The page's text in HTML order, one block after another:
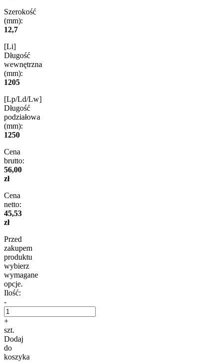
Szerokość
(mm):
12,7
[Li]
Długość
wewnętrzna
(mm):
1205
[Lp/Ld/Lw]
Długość
podziałowa
(mm):
1250
Cena
brutto:
56,00
zł
Cena
netto:
45,53
zł
Przed
zakupem
produktu
wybierz
wymagane
opcje.
Ilość:
-
+
szt.
Dodaj
do
koszyka